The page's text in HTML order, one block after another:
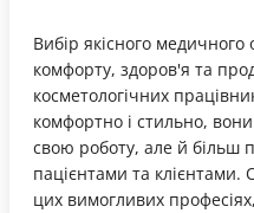
Вибір якісного
комфорту, здоров'я та
косметологічних
комфортно і стильно,
свою роботу, але й більш
пацієнтами та
цих вимогливих